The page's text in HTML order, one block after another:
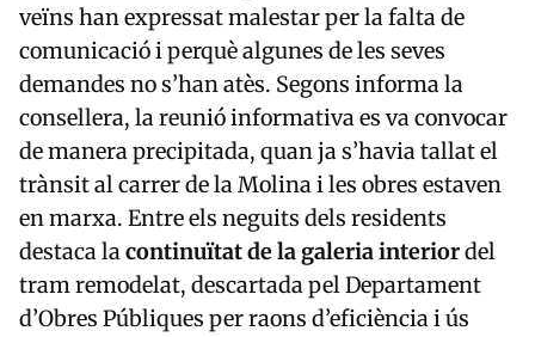
veïns han expressat malestar per la falta de
comunicació i perquè algunes de les seves
demandes no s’han atès. Segons informa la
consellera, la reunió informativa es va convocar
de manera precipitada, quan ja s’havia tallat el
trànsit al carrer de la Molina i les obres estaven
en marxa. Entre els neguits dels residents
destaca lacontinuïtat de la galeria interiordel
tram remodelat, descartada pel Departament
d’Obres Públiques per raons d’eficiència i ús